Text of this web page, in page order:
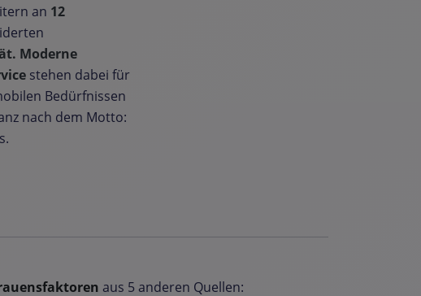
an 12
Moderne
stehen dabei für
Bedürfnissen
nach dem Motto:
aus 5 anderen Quellen: